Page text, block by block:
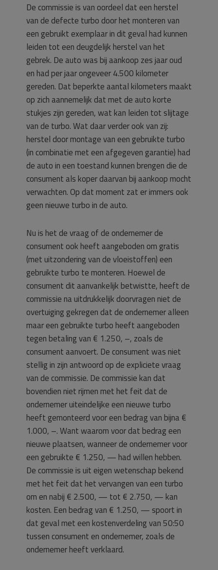
De commissie is van oordeel dat een herstel
van de defecte turbo door het monteren van
een gebruikt exemplaar in dit geval had kunnen
leiden tot een deugdelijk herstel van het
gebrek. De auto was bij aankoop zes jaar oud
en had per jaar ongeveer 4.500 kilometer
gereden. Dat beperkte aantal kilometers maakt
op zich aannemelijk dat met de auto korte
stukjes zijn gereden, wat kan leiden tot slijtage
van de turbo. Wat daar verder ook van zij:
herstel door montage van een gebruikte turbo
(in combinatie met een afgegeven garantie) had
de auto in een toestand kunnen brengen die de
consument als koper daarvan bij aankoop mocht
verwachten. Op dat moment zat er immers ook
geen nieuwe turbo in de auto.
Nu is het de vraag of de ondernemer de
consument ook heeft aangeboden om gratis
(met uitzondering van de vloeistoffen) een
gebruikte turbo te monteren. Hoewel de
consument dit aanvankelijk betwistte, heeft de
commissie na uitdrukkelijk doorvragen niet de
overtuiging gekregen dat de ondernemer alleen
maar een gebruikte turbo heeft aangeboden
tegen betaling van € 1.250, –, zoals de
consument aanvoert. De consument was niet
stellig in zijn antwoord op de expliciete vraag
van de commissie. De commissie kan dat
bovendien niet rijmen met het feit dat de
ondernemer uiteindelijke een nieuwe turbo
heeft gemonteerd voor een bedrag van bijna €
1.000, –. Want waarom voor dat bedrag een
nieuwe plaatsen, wanneer de ondernemer voor
een gebruikte € 1.250, — had willen hebben.
De commissie is uit eigen wetenschap bekend
met het feit dat het vervangen van een turbo
om en nabij € 2.500, — tot € 2.750, — kan
kosten. Een bedrag van € 1.250, — spoort in
dat geval met een kostenverdeling van 50:50
tussen consument en ondernemer, zoals de
ondernemer heeft verklaard.